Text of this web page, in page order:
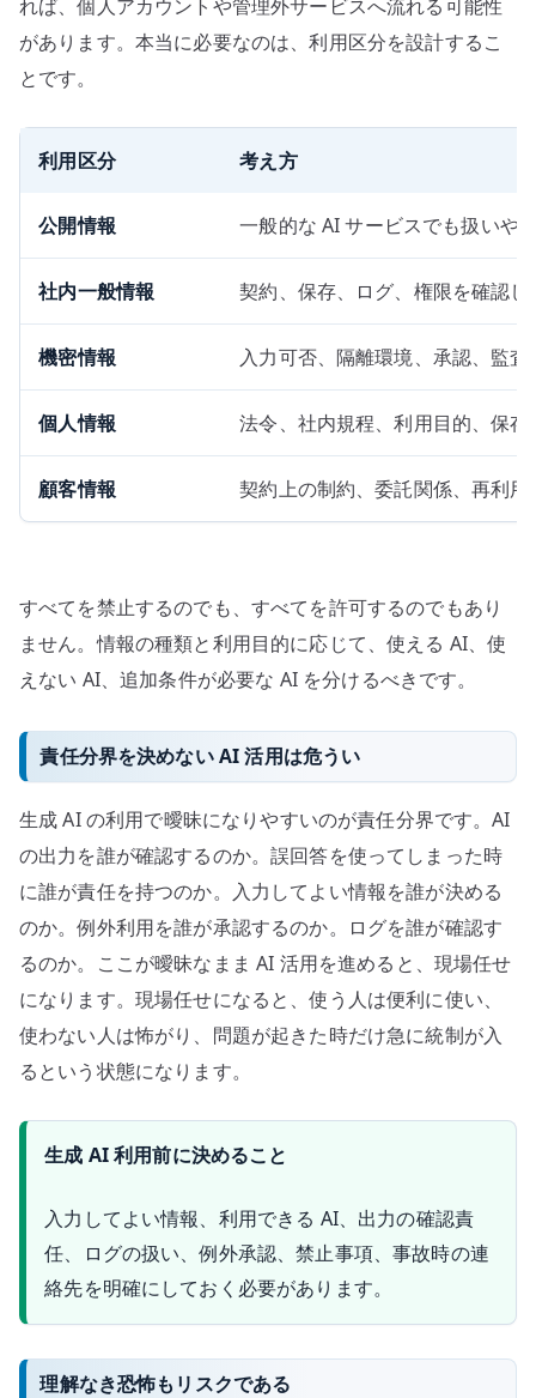
れば、個人アカウントや管理外サービスへ流れる可能性
があります。本当に必要なのは、利用区分を設計するこ
とです。
利用区分 考え方
公開情報 一般的な AI サービスでも扱いや
社内一般情報 契約、保存、ログ、権限を確認
機密情報 入力可否、隔離環境、承認、監
個人情報 法令、社内規程、利用目的、保
顧客情報 契約上の制約、委託関係、再利
すべてを禁止するのでも、すべてを許可するのでもあり
ません。情報の種類と利用目的に応じて、使える AI、使
えない AI、追加条件が必要な AI を分けるべきです。
責任分界を決めない AI 活用は危うい
生成 AI の利用で曖昧になりやすいのが責任分界です。AI
の出力を誰が確認するのか。誤回答を使ってしまった時
に誰が責任を持つのか。入力してよい情報を誰が決める
のか。例外利用を誰が承認するのか。ログを誰が確認す
るのか。ここが曖昧なまま AI 活用を進めると、現場任せ
になります。現場任せになると、使う人は便利に使い、
使わない人は怖がり、問題が起きた時だけ急に統制が入
るという状態になります。
生成 AI 利用前に決めること
入力してよい情報、利用できる AI、出力の確認責
任、ログの扱い、例外承認、禁止事項、事故時の連
絡先を明確にしておく必要があります。
理解なき恐怖もリスクである